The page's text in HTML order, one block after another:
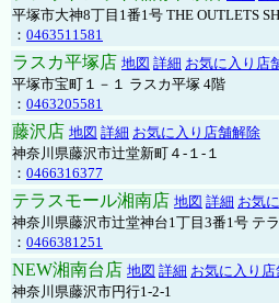
平塚市大神8丁目1番1号 THE OUTLETS
： 0463511581
ラスカ平塚店 地図 詳細 お気に入り店
平塚市宝町１－１ ラスカ平塚 4階
： 0463205581
藤沢店 地図 詳細 お気に入り店舗解除
神奈川県藤沢市辻堂新町４-１-１
： 0466316377
テラスモール湘南店 地図 詳細 お気
神奈川県藤沢市辻堂神台1丁目3番1号 テ
： 0466381251
NEW湘南台店 地図 詳細 お気に入り
神奈川県藤沢市円行1-2-1